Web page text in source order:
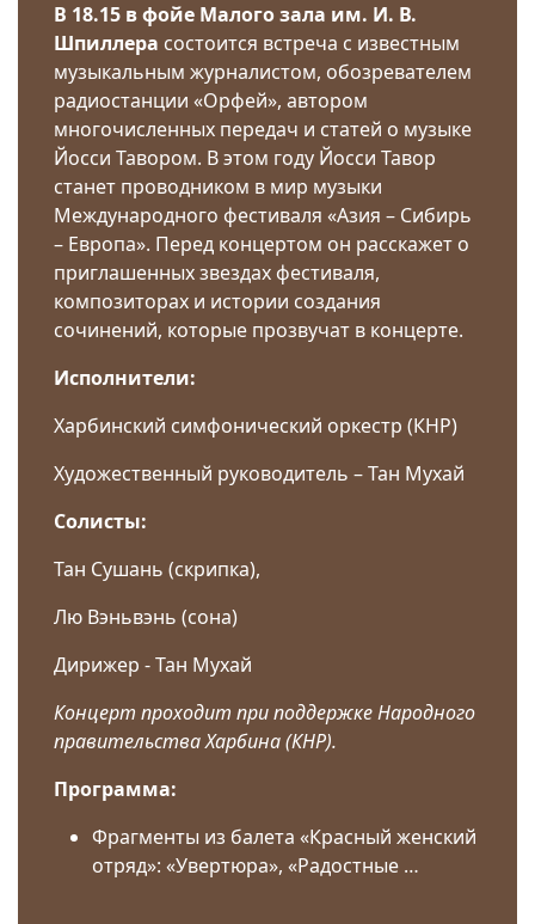
В 18.15 в фойе Малого зала им. И. В.
Шпиллера состоится встреча с известным
музыкальным журналистом, обозревателем
радиостанции «Орфей», автором
многочисленных передач и статей о музыке
Йосси Тавором. В этом году Йосси Тавор
станет проводником в мир музыки
Международного фестиваля «Азия – Сибирь
– Европа». Перед концертом он расскажет о
приглашенных звездах фестиваля,
композиторах и истории создания
сочинений, которые прозвучат в концерте.
Исполнители:
Харбинский симфонический оркестр (КНР)
Художественный руководитель – Тан Мухай
Солисты:
Тан Сушань (скрипка),
Лю Вэньвэнь (сона)
Дирижер - Тан Мухай
Концерт проходит при поддержке Народного
правительства Харбина (КНР).
Программа:
Фрагменты из балета «Красный женский
отряд»: «Увертюра», «Радостные …